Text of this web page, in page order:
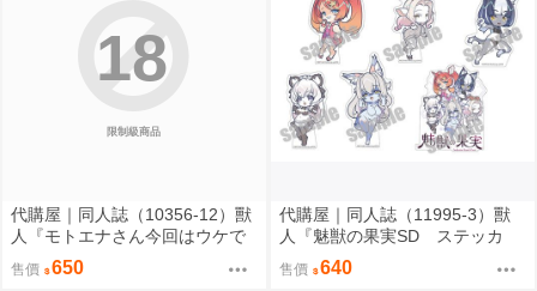
限制級商品
18
代購屋｜同人誌（10356-12）獸
人『モトエナさん今回はウケで
お願いします！！』まだら模様
まんだら亭
售價 650
代購屋｜同人誌（11995-3）獸
人『魅獣の果実SD ステッカ
ー』KEYAKI Hobby rig-pa2026
KEYAKI Hobby
售價 640